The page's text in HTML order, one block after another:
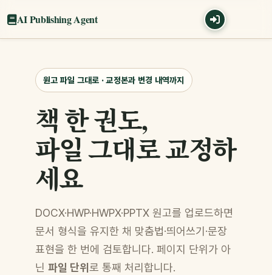
AI Publishing Agent
원고 파일 그대로 · 교정본과 변경 내역까지
책 한 권도,
파일 그대로 교정하
세요
DOCX·HWP·HWPX·PPTX 원고를 업로드하면
문서 형식을 유지한 채 맞춤법·띄어쓰기·문장
표현을 한 번에 검토합니다. 페이지 단위가 아
닌 파일 단위 로 통째 처리합니다.